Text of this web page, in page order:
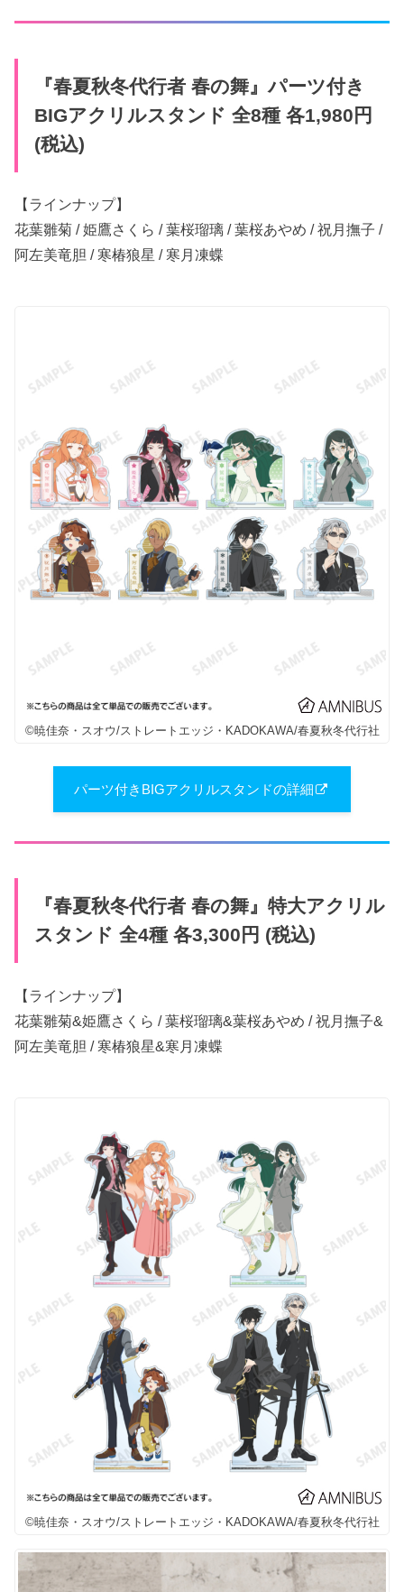
『春夏秋冬代行者 春の舞』パーツ付き
BIGアクリルスタンド 全8種 各1,980円
(税込)
【ラインナップ】
花葉雛菊 / 姫鷹さくら / ​葉桜瑠璃 / 葉桜​あやめ / 祝月撫子 /
阿左美竜胆 / 寒椿狼星 / 寒月凍蝶
©暁佳奈・スオウ/ストレートエッジ・KADOKAWA/春夏秋冬代行社
パーツ付きBIGアクリルスタンドの詳細
『春夏秋冬代行者 春の舞』特大アクリル
スタンド 全4種 各3,300円 (税込)
【ラインナップ】
花葉雛菊&姫鷹さくら / 葉桜瑠璃&葉桜あやめ / 祝月撫子&
阿左美竜胆 / 寒椿狼星&寒月凍蝶
©暁佳奈・スオウ/ストレートエッジ・KADOKAWA/春夏秋冬代行社